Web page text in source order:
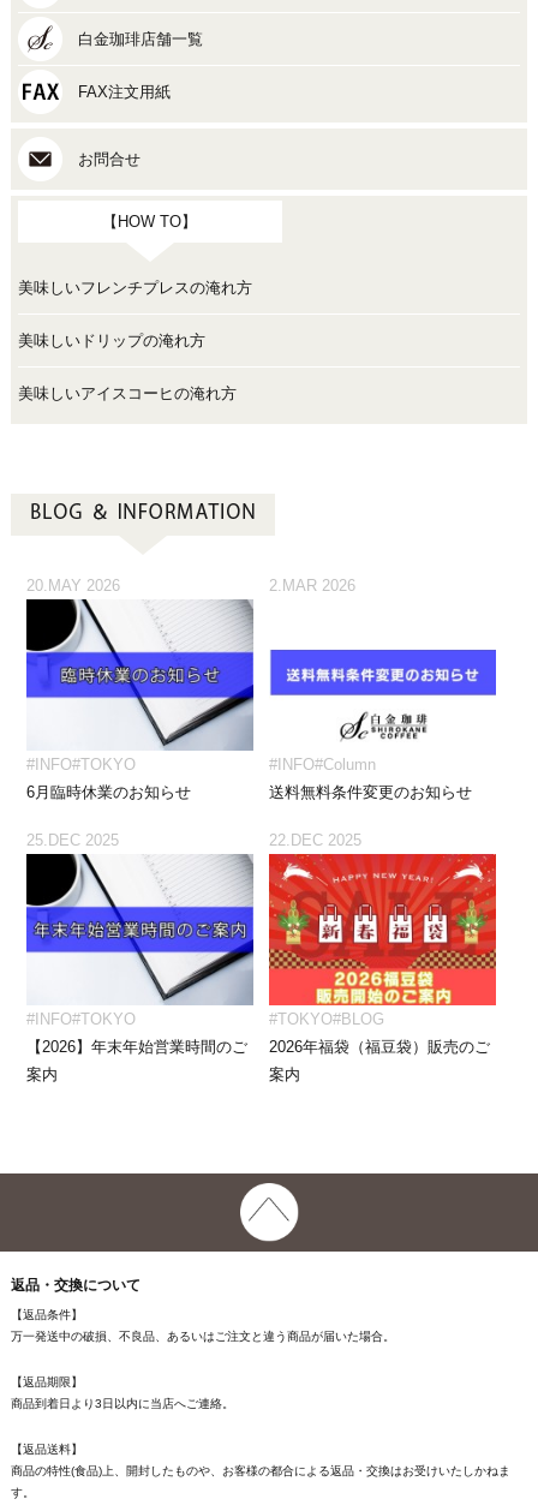
白金珈琲店舗一覧
FAX注文用紙
お問合せ
【HOW TO】
美味しいフレンチプレスの淹れ方
美味しいドリップの淹れ方
美味しいアイスコーヒの淹れ方
20.MAY 2026
#INFO#TOKYO
6月臨時休業のお知らせ
2.MAR 2026
#INFO#Column
送料無料条件変更のお知らせ
25.DEC 2025
#INFO#TOKYO
【2026】年末年始営業時間のご
案内
22.DEC 2025
#TOKYO#BLOG
2026年福袋（福豆袋）販売のご
案内
返品・交換について
【返品条件】
万一発送中の破損、不良品、あるいはご注文と違う商品が届いた場合。
【返品期限】
商品到着日より3日以内に当店へご連絡。
【返品送料】
商品の特性(食品)上、開封したものや、お客様の都合による返品・交換はお受けいたしかねま
す。